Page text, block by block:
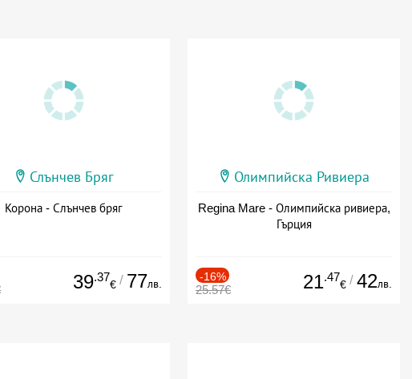
Слънчев Бряг
Корона - Слънчев бряг
39.37
€ / 77лв.
Олимпийска Ривиера
Regina Mare - Олимпийска ривиера,
Гърция
-16%
25.57€ 21.47
€ / 42лв.